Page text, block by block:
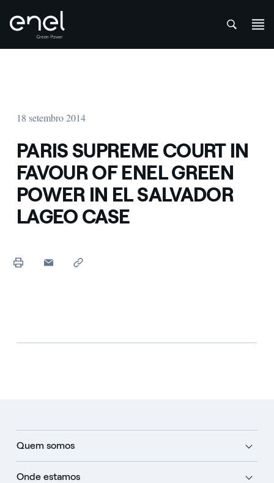
18 setembro 2014
PARIS SUPREME COURT IN
FAVOUR OF ENEL GREEN
POWER IN EL SALVADOR
LAGEO CASE
Quem somos
Onde estamos